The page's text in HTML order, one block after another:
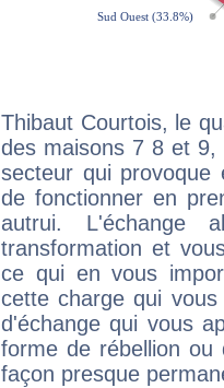
Thibaut Courtois, le
des maisons 7 8 et
secteur qui provoque
de fonctionner en
autrui. L'échange
transformation et
ce qui en vous
cette charge qui
d'échange qui vous
forme de rébellion ou
façon presque